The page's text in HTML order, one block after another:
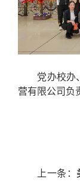
党办校办
营有限公司负
上一条：